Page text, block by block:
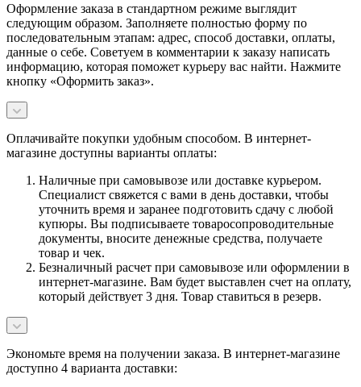
Оформление заказа в стандартном режиме выглядит
следующим образом. Заполняете полностью форму по
последовательным этапам: адрес, способ доставки, оплаты,
данные о себе. Советуем в комментарии к заказу написать
информацию, которая поможет курьеру вас найти. Нажмите
кнопку «Оформить заказ».
Оплачивайте покупки удобным способом. В интернет-
магазине доступны варианты оплаты:
Наличные при самовывозе или доставке курьером.
Специалист свяжется с вами в день доставки, чтобы
уточнить время и заранее подготовить сдачу с любой
купюры. Вы подписываете товаросопроводительные
документы, вносите денежные средства, получаете
товар и чек.
Безналичный расчет при самовывозе или оформлении в
интернет-магазине. Вам будет выставлен счет на оплату,
который действует 3 дня. Товар ставиться в резерв.
Экономьте время на получении заказа. В интернет-магазине
доступно 4 варианта доставки: